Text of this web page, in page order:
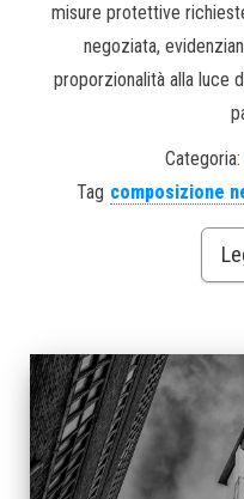
misure protettive
negoziata,
proporzionalità alla luce
Categoria:
Tag composizione